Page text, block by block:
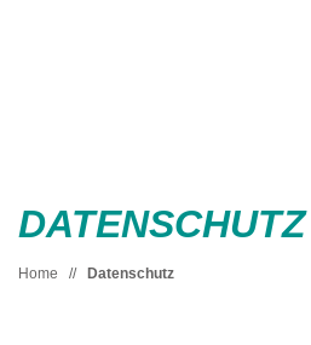
DATENSCHUTZ
Home // Datenschutz